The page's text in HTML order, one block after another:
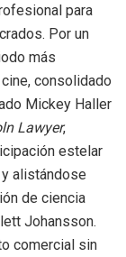
para
Por un
más
consolidado
Mickey Haller
Lawyer,
estelar
alistándose
de ciencia
Johansson.
comercial sin